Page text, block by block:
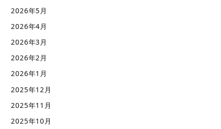
2026年5月
2026年4月
2026年3月
2026年2月
2026年1月
2025年12月
2025年11月
2025年10月